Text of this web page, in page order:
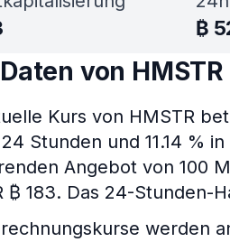
₿
von HMSTR
Kurs von HMSTR
Stunden und 11.14 %
Angebot von 100
₿ 183. Das 24-Stunden-
werden